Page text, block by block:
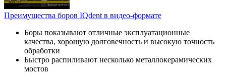
Преимущества боров IQdent в видео-формате
Боры показывают отличные эксплуатационные
качества, хорошую долговечность и высокую точность
обработки
Быстро распиливают несколько металлокерамических
мостов